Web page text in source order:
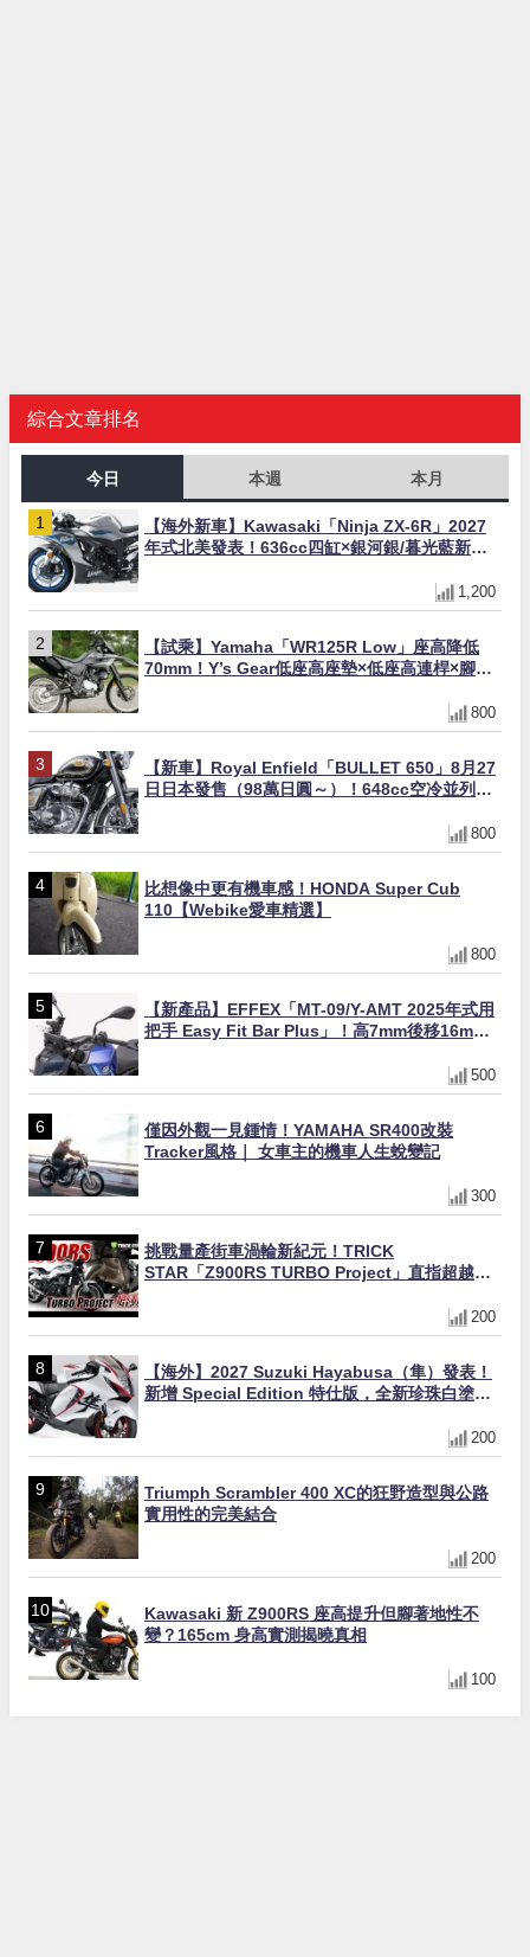
綜合文章排名
今日 本週 本月
【海外新車】Kawasaki「Ninja ZX-6R」2027
年式北美發表！636cc四缸×銀河銀/暮光藍新色
1,200
【試乘】Yamaha「WR125R Low」座高降低
70mm！Y’s Gear低座高座墊×低座高連桿×腳踏
800
【新車】Royal Enfield「BULLET 650」8月27
日日本發售（98萬日圓～）！648cc空冷並列雙
800
比想像中更有機車感！HONDA Super Cub
110【Webike愛車精選】
800
【新產品】EFFEX「MT-09/Y-AMT 2025年式用
把手 Easy Fit Bar Plus」！高7mm後移16mm
500
僅因外觀一見鍾情！YAMAHA SR400改裝
Tracker風格｜ 女車主的機車人生蛻變記
300
挑戰量產街車渦輪新紀元！TRICK
STAR「Z900RS TURBO Project」直指超越
200
【海外】2027 Suzuki Hayabusa（隼）發表！
新增 Special Edition 特仕版，全新珍珠白塗裝
200
Triumph Scrambler 400 XC的狂野造型與公路
實用性的完美結合
200
Kawasaki 新 Z900RS 座高提升但腳著地性不
變？165cm 身高實測揭曉真相
100